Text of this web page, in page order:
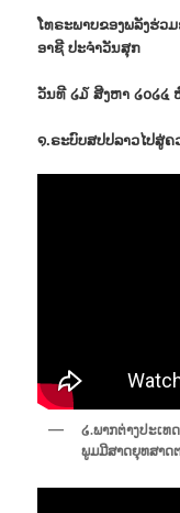
ໂທຣະພາບຂອງພລັງຮ່ວ
ອາຊີ ປະຈຳວັນສຸກ
ວັນທີ ໒໓ ສີງຫາ ໒໐໒໔
໑.ຣະບົບສປປລາວໄປສູ່
໒.ພາກຕ່າງປະເທ
ພູມມີສາດຍຸທສາດ